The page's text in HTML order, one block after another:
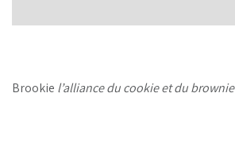
Brookie l’alliance du cookie et du brownie